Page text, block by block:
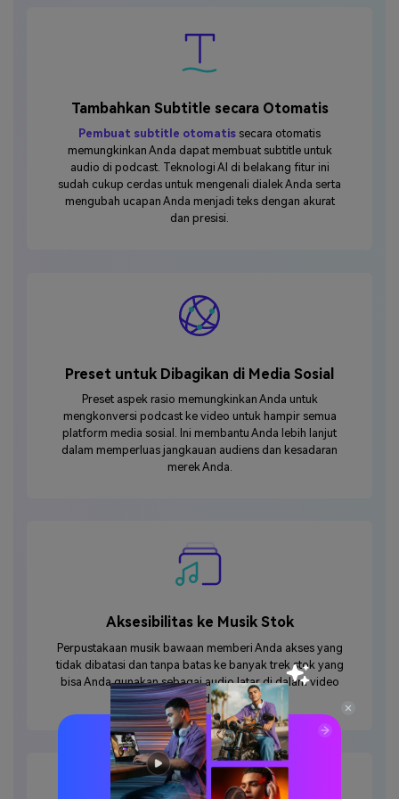
Tambahkan Subtitle secara Otomatis
Pembuat subtitle otomatis secara otomatis
memungkinkan Anda dapat membuat subtitle untuk
audio di podcast. Teknologi AI di belakang fitur ini
sudah cukup cerdas untuk mengenali dialek Anda serta
mengubah ucapan Anda menjadi teks dengan akurat
dan presisi.
Preset untuk Dibagikan di Media Sosial
Preset aspek rasio memungkinkan Anda untuk
mengkonversi podcast ke video untuk hampir semua
platform media sosial. Ini membantu Anda lebih lanjut
dalam memperluas jangkauan audiens dan kesadaran
merek Anda.
Aksesibilitas ke Musik Stok
Perpustakaan musik bawaan memberi Anda akses yang
tidak dibatasi dan tanpa batas ke banyak trek stok yang
bisa Anda gunakan sebagai audio latar di dalam video
podcast yang sudah dikonversi.